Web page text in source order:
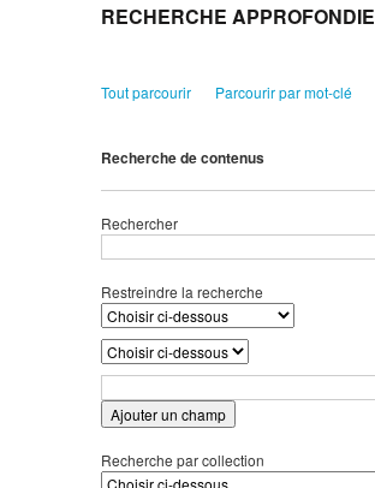
RECHERCHE APPROFONDIE
Tout parcourir Parcourir par mot-clé
Recherche de contenus
Rechercher
Restreindre la recherche
Ajouter un champ
Recherche par collection